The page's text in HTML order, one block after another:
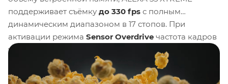
поддерживает съёмку до 330 fps с полным
динамическим диапазоном в 17 стопов. При
активации режима Sensor Overdrive частота кадров
увеличивается
. В этом режиме
динамический диапазон сокращается до 11 стопов, а
базовая чувствительность поднимается до EI 1600.